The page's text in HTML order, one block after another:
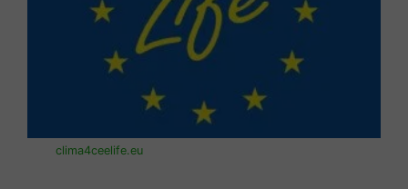
clima4ceelife.eu